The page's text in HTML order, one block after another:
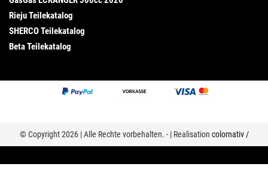
Rieju Teilekatalog
SHERCO Teilekatalog
Beta Teilekatalog
© Copyright 2026 | Alle Rechte vorbehalten. - | Realisation colornativ /